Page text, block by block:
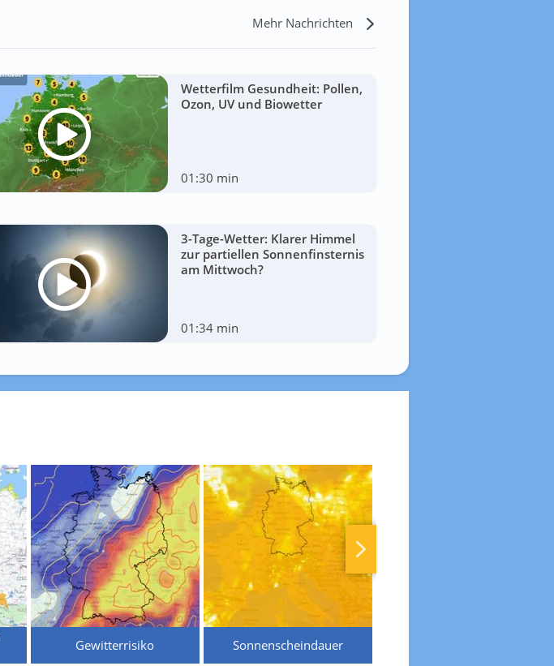
Mehr Nachrichten
Wetterfilm Gesundheit: Pollen,
Ozon, UV und Biowetter
01:30 min
3-Tage-Wetter: Klarer Himmel
zur partiellen Sonnenfinsternis
am Mittwoch?
01:34 min
Gewitterrisiko Sonnenscheindauer